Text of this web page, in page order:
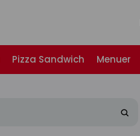
Pizza Sandwich Menuer